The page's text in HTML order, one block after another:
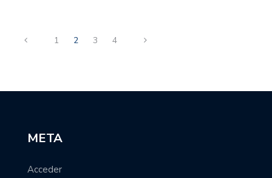
1 2 3 4
META
Acceder